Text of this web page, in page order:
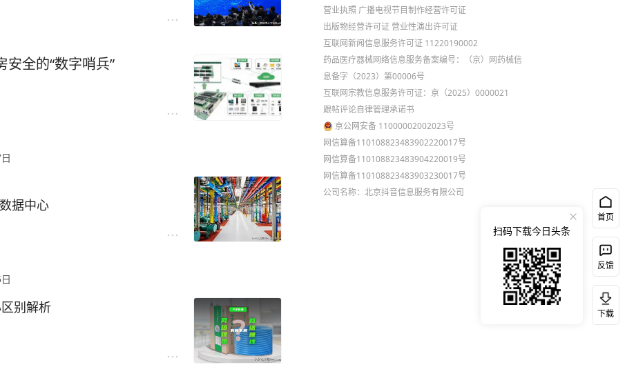
（≤50m）：采用MPO APC
SU配置）
节点，4096颗GPU），计
传输速率，且具备优异的带宽
六类线缆及连接器件采用了优
，有效抵御外部电磁干扰（E
信号依然纯净、稳定。
线的端到端原厂解决方案。所
的极致发挥，更将系统整体寿
)凭借过硬的品牌实力，成功
心及济南地铁6号线等重点工
的信息与能源传输。全部产品
具备低烟、无卤、阻燃等特
释放与有毒气体产生，为人员
、轨交枢纽的最高消防安全标
配套综合开发项目主体结构
迟、高安全、易扩展的严苛要
结构化布线系统作为坚实底
智慧校园基座
求，岳丰科技为陆郎初级中学
带宽，完全符合国际标准，
应用场景需求。在高清视频教
高负载场景下，确保数据传输
采用标准模块化接插件方式，
创外科、生命信息与支持等多
。
靠、易运维、面向未来扩容的
、故障点位快速检修，降低后
聚光灯下，上海交通大学与桐
挪森塞特国际贸易（上海）有
合布线系统，为桐乡高等研究
力研究院在成果转化、人才引
界互联网大会永久举办地，旨
骨干，构建“科研创新+人才培
全的“数字哨兵”
据中心
州数据中心，塔塔集团同步在
2050亿美元，加速AI数据中
据中心电费削减20%
别解析
营业执照 广播电视节目制作经营许可证
出版物经营许可证 营业性演出许可证
互联网新闻信息服务许可证 11220190002
药品医疗器械网络信息服务备案编号：（京）网药械信
息备字（2023）第00006号
互联网宗教信息服务许可证：京（2025）0000021
跟帖评论自律管理承诺书
京公网安备 11000002002023号
网信算备110108823483902220017号
网信算备110108823483904220019号
网信算备110108823483903230017号
公司名称：北京抖音信息服务有限公司
首页
反馈
下载
扫码下载今日头条